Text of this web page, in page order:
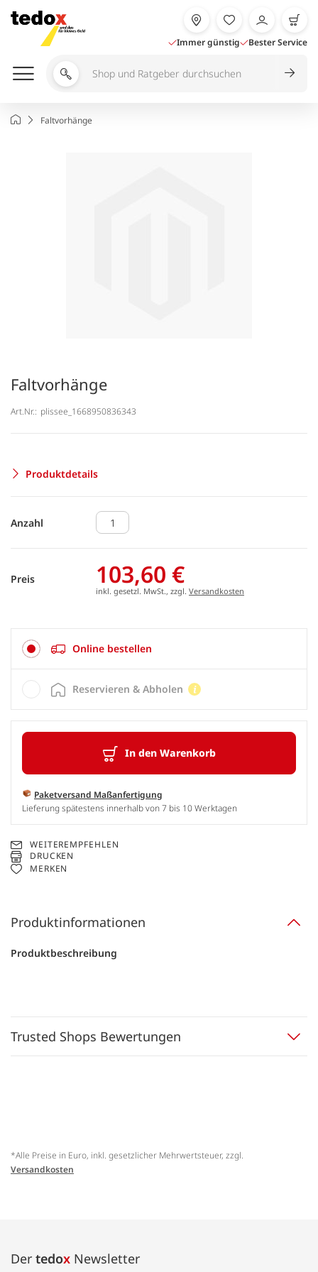
Inhalt
springen
Immer günstig Bester Service
Shop
durchsuchen
StartseiteFaltvorhänge
Faltvorhänge
Art.Nr.: plissee_1668950836343
Produktdetails
Anzahl
Preis 103,60 €
inkl. gesetzl. MwSt., zzgl. Versandkosten
Online bestellen
In den Warenkorb
Paketversand Maßanfertigung
Lieferung spätestens innerhalb von 7 bis 10 Werktagen
Reservieren & Abholen
WEITEREMPFEHLEN
DRUCKEN
MERKEN
Produktinformationen
Produktbeschreibung
Trusted Shops Bewertungen
*Alle Preise in Euro, inkl. gesetzlicher Mehrwertsteuer, zzgl.
Versandkosten
Der tedox Newsletter